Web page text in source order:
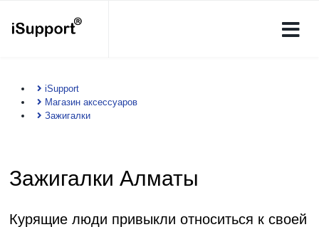
iSupport
Магазин аксессуаров
Зажигалки
Зажигалки Алматы
Курящие люди привыкли относиться к своей